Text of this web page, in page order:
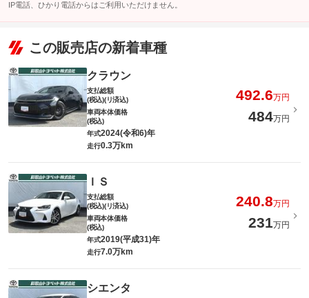
IP電話、ひかり電話からはご利用いただけません。
この販売店の新着車種
クラウン
支払総額
(税込)(リ済込)
492.6万円
車両本体価格
(税込)
484万円
年式2024(令和6)年
走行0.3万km
ＩＳ
支払総額
(税込)(リ済込)
240.8万円
車両本体価格
(税込)
231万円
年式2019(平成31)年
走行7.0万km
シエンタ